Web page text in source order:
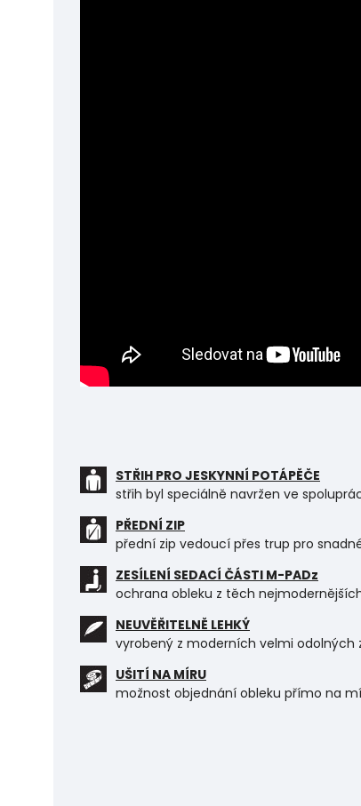
STŘIH PRO JESKYNNÍ POTÁPĚČE
střih byl speciálně navržen ve
PŘEDNÍ ZIP
přední zip vedoucí přes trup pro
ZESÍLENÍ SEDACÍ ČÁSTI M-PADz
ochrana obleku z těch
NEUVĚŘITELNĚ LEHKÝ
vyrobený z moderních velmi odolných
UŠITÍ NA MÍRU
možnost objednání obleku přímo na